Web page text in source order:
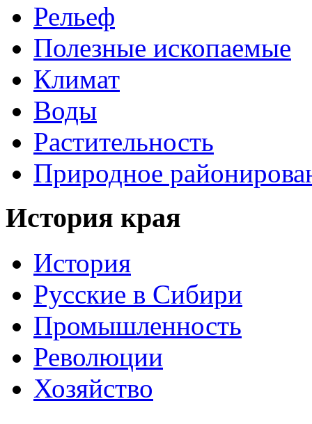
Рельеф
Полезные ископаемые
Климат
Воды
Растительность
Природное
История края
История
Русские в Сибири
Промышленность
Революции
Хозяйство